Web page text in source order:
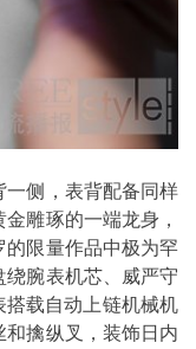
侧，表背配备同样
雕琢的一端龙身，
的限量作品中极为罕
绕腕表机芯、威严守
搭载自动上链机械机
和擒纵叉，装饰日内